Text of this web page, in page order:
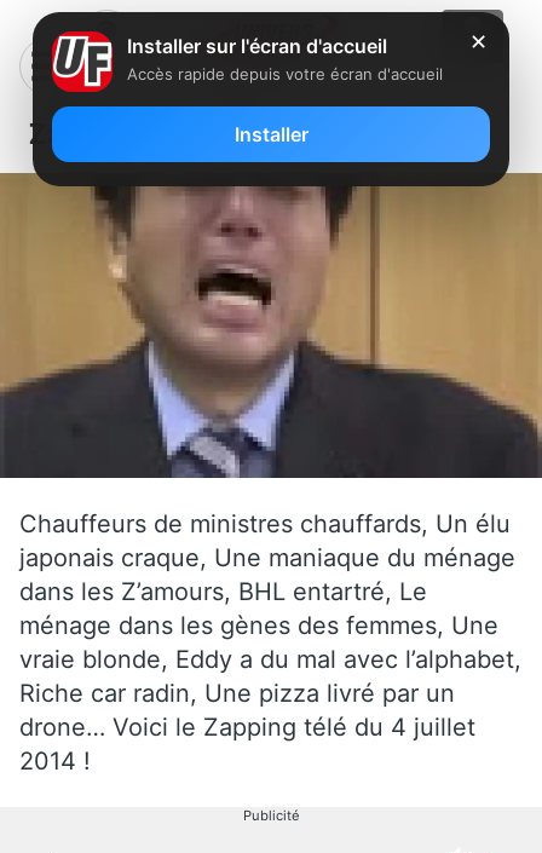
Zapping : Un élu japonais craque….
Chauffeurs de ministres chauffards, Un élu
japonais craque, Une maniaque du ménage
dans les Z’amours, BHL entartré, Le
ménage dans les gènes des femmes, Une
vraie blonde, Eddy a du mal avec l’alphabet,
Riche car radin, Une pizza livré par un
drone… Voici le Zapping télé du 4 juillet
2014 !
Publicité
✕
Installer sur l'écran d'accueil
Accès rapide depuis votre écran d'accueil
Installer